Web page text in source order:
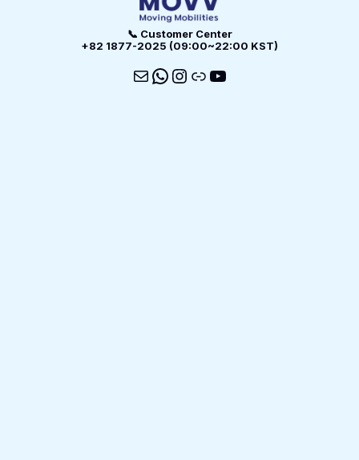
📞 Customer Center
+82 1877-2025 (09:00~22:00 KST)
메일WhatsApp
Instagram
링크YouTube